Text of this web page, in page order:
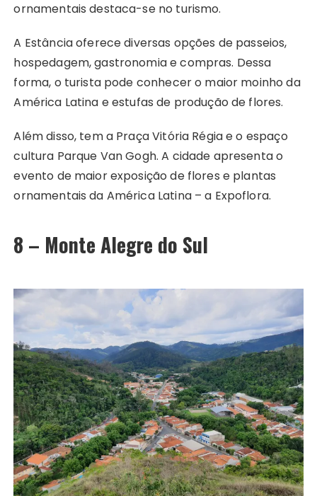
ornamentais destaca-se no turismo.
A Estância oferece diversas opções de passeios,
hospedagem, gastronomia e compras. Dessa
forma, o turista pode conhecer o maior moinho da
América Latina e estufas de produção de flores.
Além disso, tem a Praça Vitória Régia e o espaço
cultura Parque Van Gogh. A cidade apresenta o
evento de maior exposição de flores e plantas
ornamentais da América Latina – a Expoflora.
8 – Monte Alegre do Sul